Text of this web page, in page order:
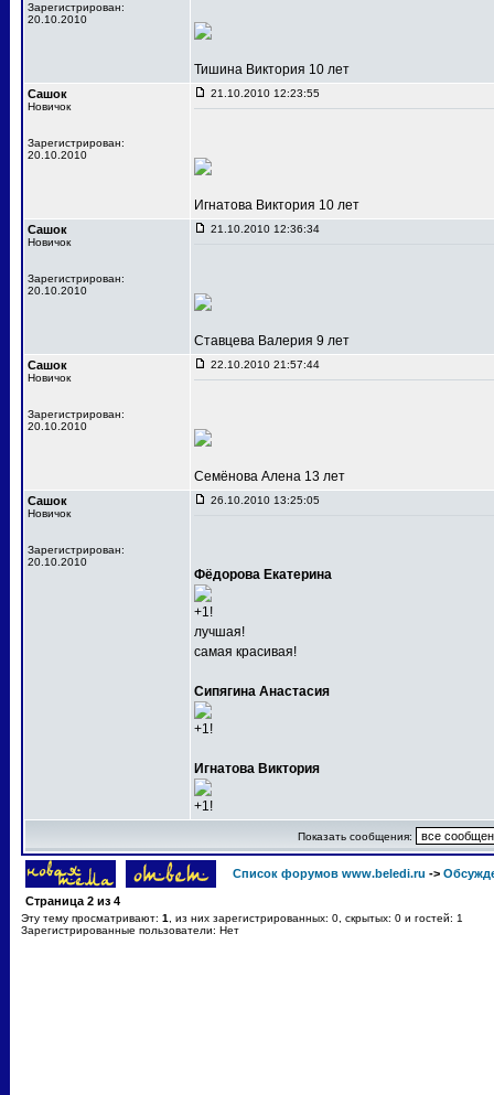
Зарегистрирован:
20.10.2010
Тишина Виктория 10 лет
Сашок
Новичок
Зарегистрирован:
20.10.2010
21.10.2010 12:23:55
Игнатова Виктория 10 лет
Сашок
Новичок
Зарегистрирован:
20.10.2010
21.10.2010 12:36:34
Ставцева Валерия 9 лет
Сашок
Новичок
Зарегистрирован:
20.10.2010
22.10.2010 21:57:44
Семёнова Алена 13 лет
Сашок
Новичок
Зарегистрирован:
20.10.2010
26.10.2010 13:25:05
Фёдорова Екатерина
+1!
лучшая!
самая красивая!
Сипягина Анастасия
+1!
Игнатова Виктория
+1!
Показать сообщения:
Список форумов www.beledi.ru ->
Страница 2 из 4
Эту тему просматривают: 1
, из них зарегистрированных: 0, скрытых: 0 и гостей: 1
Зарегистрированные пользователи: Нет